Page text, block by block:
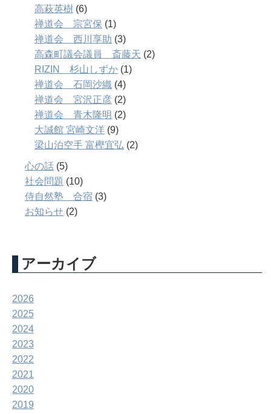
高萩英樹 (6)
禅道会 宗宮保 (1)
禅道会 西川享助 (3)
高森町議会議員 斎藤天 (2)
RIZIN 杉山しずか (1)
禅道会 石岡沙織 (4)
禅道会 宮沢正彦 (2)
禅道会 青木隆明 (2)
大誠館 宮崎文洋 (9)
梁山泊空手 富樫宜弘 (2)
心の話 (5)
社会問題 (10)
侍自然塾 合宿 (3)
お知らせ (2)
アーカイブ
2026
2025
2024
2023
2022
2021
2020
2019